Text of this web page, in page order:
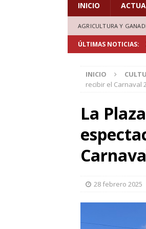
INICIO
AGRICULTURA Y
ÚLTIMAS NOTICIAS:
INICIO
recibir el Carnaval
La
28 febrero 2025